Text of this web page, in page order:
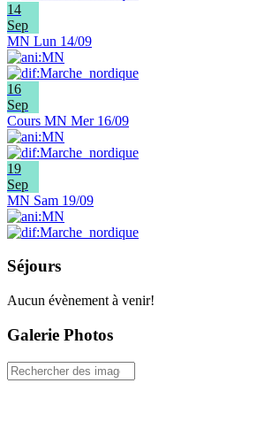
14
Sep
MN Lun 14/09
16
Sep
Cours MN Mer 16/09
19
Sep
MN Sam 19/09
Séjours
Aucun évènement à venir!
Galerie Photos